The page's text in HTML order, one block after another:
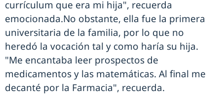
currículum que era mi hija", recuerda
emocionada.No obstante, ella fue la primera
universitaria de la familia, por lo que no
heredó la vocación tal y como haría su hija.
"Me encantaba leer prospectos de
medicamentos y las matemáticas. Al final me
decanté por la Farmacia", recuerda.